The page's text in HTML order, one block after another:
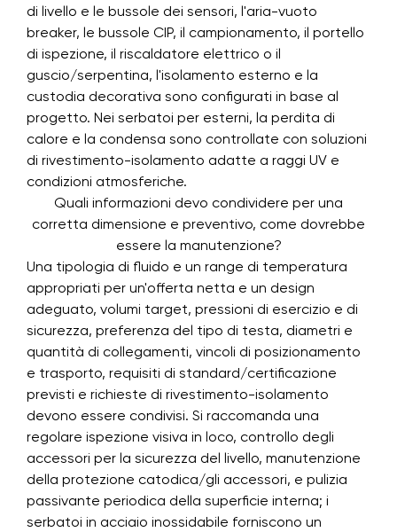
di livello e le bussole dei sensori, l'aria-vuoto
breaker, le bussole CIP, il campionamento, il portello
di ispezione, il riscaldatore elettrico o il
guscio/serpentina, l'isolamento esterno e la
custodia decorativa sono configurati in base al
progetto. Nei serbatoi per esterni, la perdita di
calore e la condensa sono controllate con soluzioni
di rivestimento-isolamento adatte a raggi UV e
condizioni atmosferiche.
Quali informazioni devo condividere per una
corretta dimensione e preventivo, come dovrebbe
essere la manutenzione?
Una tipologia di fluido e un range di temperatura
appropriati per un'offerta netta e un design
adeguato, volumi target, pressioni di esercizio e di
sicurezza, preferenza del tipo di testa, diametri e
quantità di collegamenti, vincoli di posizionamento
e trasporto, requisiti di standard/certificazione
previsti e richieste di rivestimento-isolamento
devono essere condivisi. Si raccomanda una
regolare ispezione visiva in loco, controllo degli
accessori per la sicurezza del livello, manutenzione
della protezione catodica/gli accessori, e pulizia
passivante periodica della superficie interna; i
serbatoi in acciaio inossidabile forniscono un